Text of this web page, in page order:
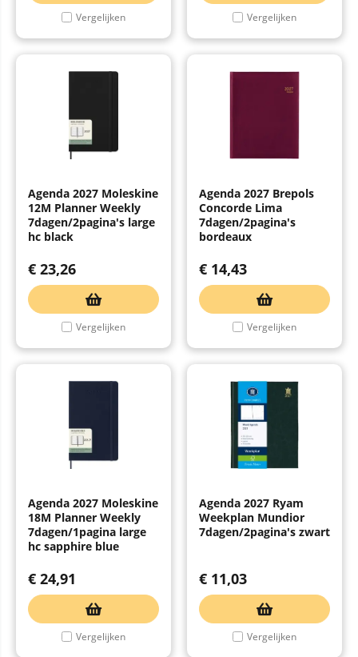
Vergelijken Vergelijken
Agenda 2027 Moleskine
12M Planner Weekly
7dagen/2pagina's large
hc black
€ 23,26
Vergelijken
Agenda 2027 Brepols
Concorde Lima
7dagen/2pagina's
bordeaux
€ 14,43
Vergelijken
Agenda 2027 Moleskine
18M Planner Weekly
7dagen/1pagina large
hc sapphire blue
€ 24,91
Vergelijken
Agenda 2027 Ryam
Weekplan Mundior
7dagen/2pagina's zwart
€ 11,03
Vergelijken